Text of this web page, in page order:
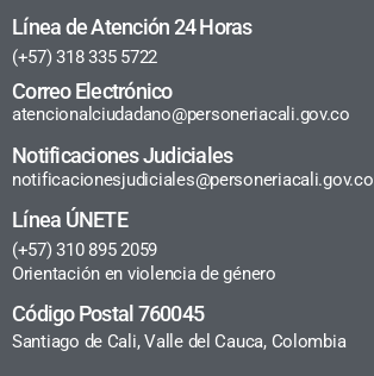
Línea de Atención 24 Horas
(+57) 318 335 5722
Correo Electrónico
atencionalciudadano@personeriacali.gov.co
Notificaciones Judiciales
notificacionesjudiciales@personeriacali.gov.co
Línea ÚNETE
(+57) 310 895 2059
Orientación en violencia de género
Código Postal 760045
Santiago de Cali, Valle del Cauca, Colombia